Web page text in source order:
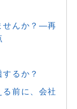
せんか？―再
るか？
前に、会社